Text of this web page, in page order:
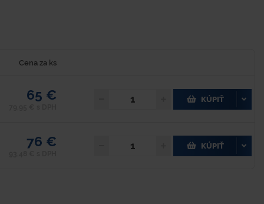
Cena za ks
65 € KÚPIŤ
76 € KÚPIŤ